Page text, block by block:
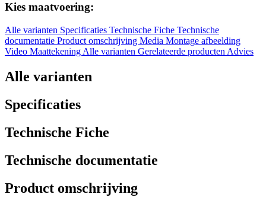
Kies maatvoering:
Alle varianten Specificaties Technische Fiche Technische
documentatie Product omschrijving Media Montage afbeelding
Video Maattekening Alle varianten Gerelateerde producten Advies
Alle varianten
Specificaties
Technische Fiche
Technische documentatie
Product omschrijving